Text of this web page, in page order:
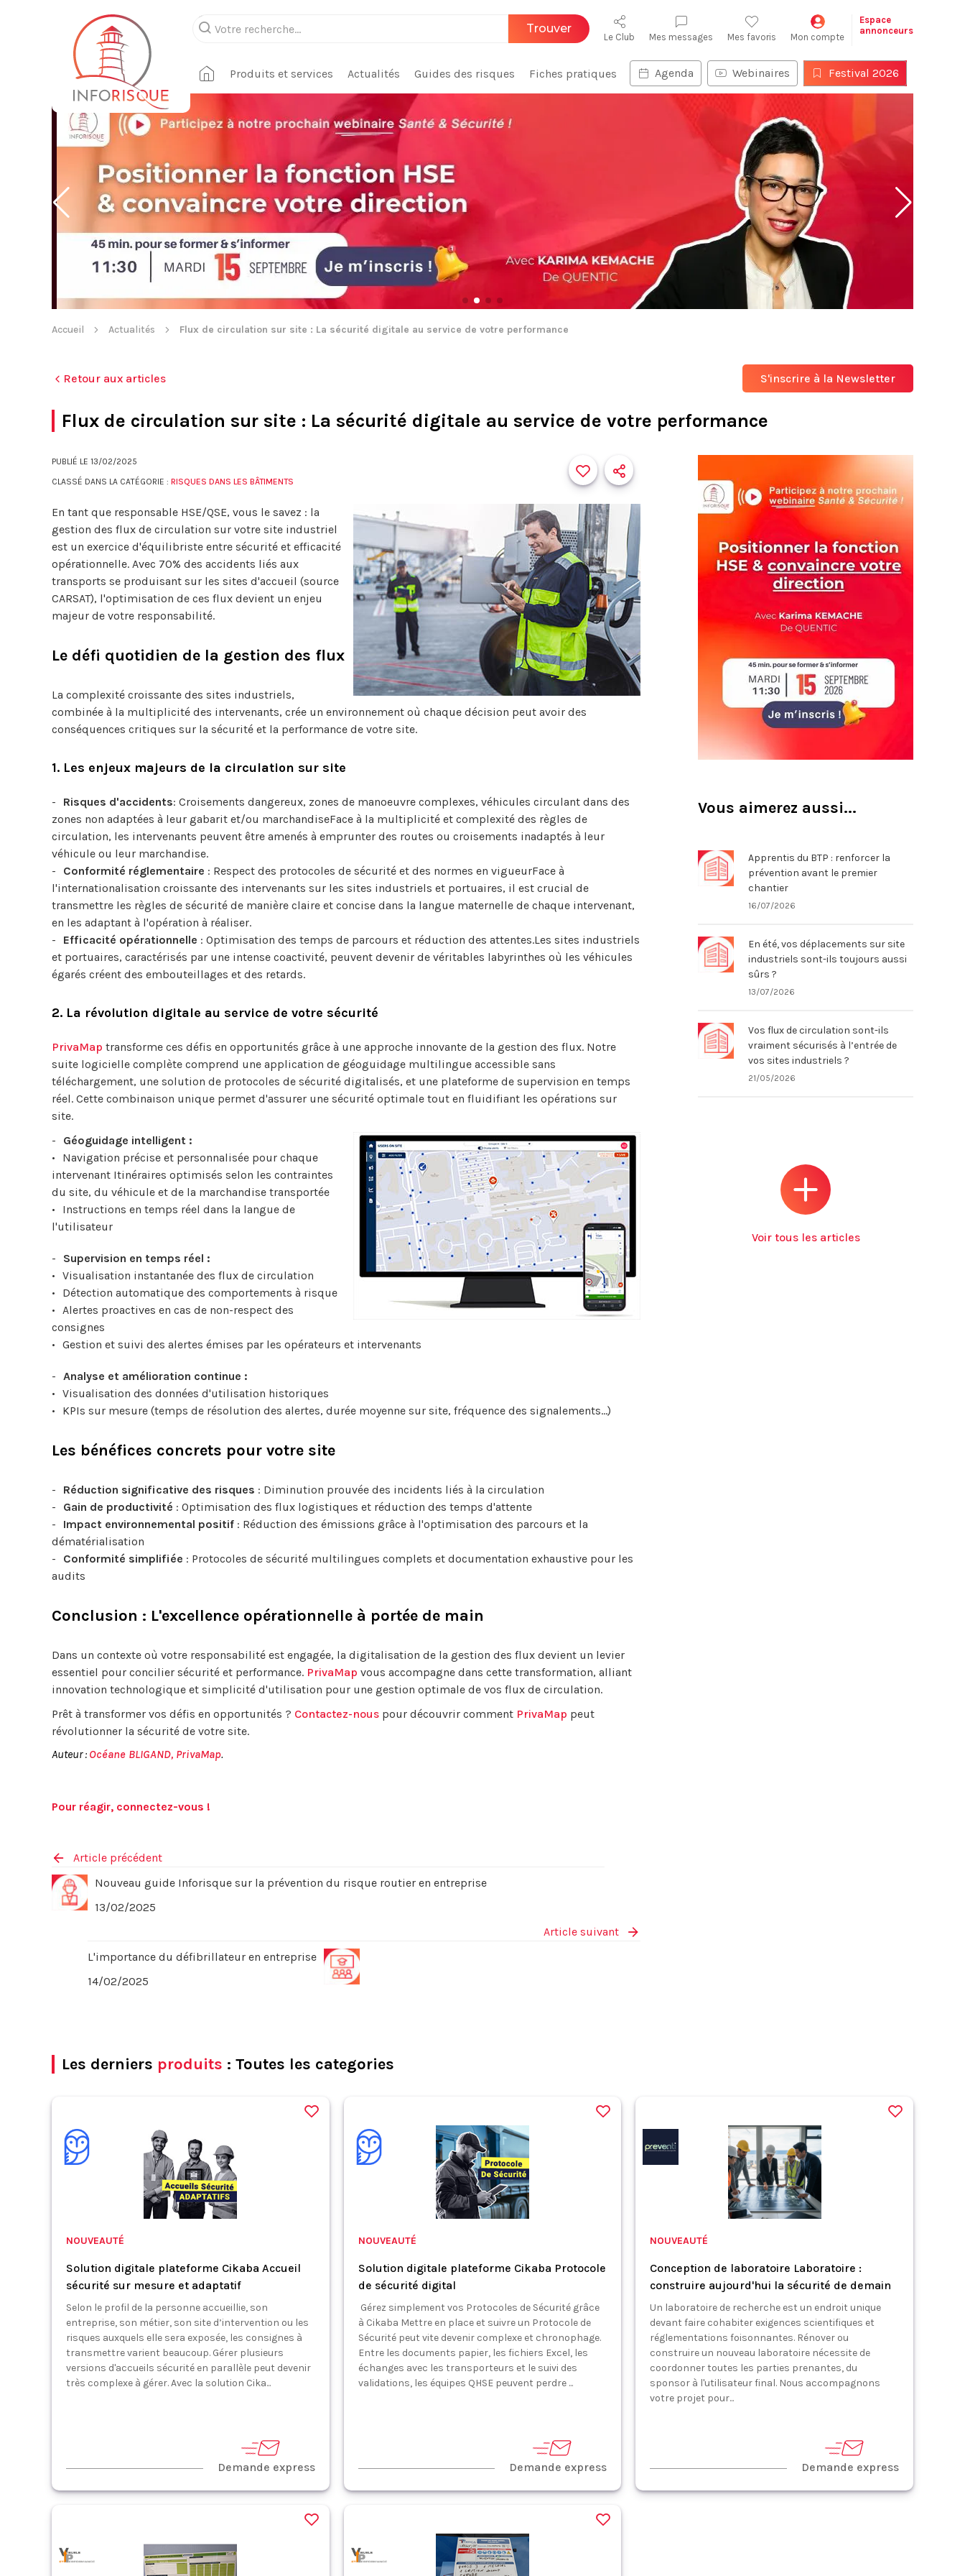
Trouver
Le Club Mes messages Mes favoris Mon compte
Espace
annonceurs
Produits et services Actualités Guides des risques Fiches pratiques Agenda Webinaires Festival 2026
Accueil Actualités Flux de circulation sur site : La sécurité digitale au service de votre performance
Retour aux articles S'inscrire à la Newsletter
Flux de circulation sur site : La sécurité digitale au service de votre performance
PUBLIÉ LE 13/02/2025
CLASSÉ DANS LA CATÉGORIE : RISQUES DANS LES BÂTIMENTS
En tant que responsable HSE/QSE, vous le savez : la
gestion des flux de circulation sur votre site industriel
est un exercice d'équilibriste entre sécurité et efficacité
opérationnelle. Avec 70% des accidents liés aux
transports se produisant sur les sites d'accueil (source
CARSAT), l'optimisation de ces flux devient un enjeu
majeur de votre responsabilité.
Le défi quotidien de la gestion des flux
La complexité croissante des sites industriels,
combinée à la multiplicité des intervenants, crée un environnement où chaque décision peut avoir des
conséquences critiques sur la sécurité et la performance de votre site.
1. Les enjeux majeurs de la circulation sur site
Risques d'accidents: Croisements dangereux, zones de manoeuvre complexes, véhicules circulant dans des
zones non adaptées à leur gabarit et/ou marchandiseFace à la multiplicité et complexité des règles de
circulation, les intervenants peuvent être amenés à emprunter des routes ou croisements inadaptés à leur
véhicule ou leur marchandise.
Conformité réglementaire : Respect des protocoles de sécurité et des normes en vigueurFace à
l'internationalisation croissante des intervenants sur les sites industriels et portuaires, il est crucial de
transmettre les règles de sécurité de manière claire et concise dans la langue maternelle de chaque intervenant,
en les adaptant à l'opération à réaliser.
Efficacité opérationnelle : Optimisation des temps de parcours et réduction des attentes.Les sites industriels
et portuaires, caractérisés par une intense coactivité, peuvent devenir de véritables labyrinthes où les véhicules
égarés créent des embouteillages et des retards.
2. La révolution digitale au service de votre sécurité
PrivaMap transforme ces défis en opportunités grâce à une approche innovante de la gestion des flux. Notre
suite logicielle complète comprend une application de géoguidage multilingue accessible sans
téléchargement, une solution de protocoles de sécurité digitalisés, et une plateforme de supervision en temps
réel. Cette combinaison unique permet d'assurer une sécurité optimale tout en fluidifiant les opérations sur
site.
Géoguidage intelligent :
Navigation précise et personnalisée pour chaque
intervenant Itinéraires optimisés selon les contraintes
du site, du véhicule et de la marchandise transportée
Instructions en temps réel dans la langue de
l'utilisateur
Supervision en temps réel :
Visualisation instantanée des flux de circulation
Détection automatique des comportements à risque
Alertes proactives en cas de non-respect des
consignes
Gestion et suivi des alertes émises par les opérateurs et intervenants
Analyse et amélioration continue :
Visualisation des données d'utilisation historiques
KPIs sur mesure (temps de résolution des alertes, durée moyenne sur site, fréquence des signalements…)
Les bénéfices concrets pour votre site
Réduction significative des risques : Diminution prouvée des incidents liés à la circulation
Gain de productivité : Optimisation des flux logistiques et réduction des temps d'attente
Impact environnemental positif : Réduction des émissions grâce à l'optimisation des parcours et la
dématérialisation
Conformité simplifiée : Protocoles de sécurité multilingues complets et documentation exhaustive pour les
audits
Conclusion : L'excellence opérationnelle à portée de main
Dans un contexte où votre responsabilité est engagée, la digitalisation de la gestion des flux devient un levier
essentiel pour concilier sécurité et performance. PrivaMap vous accompagne dans cette transformation, alliant
innovation technologique et simplicité d'utilisation pour une gestion optimale de vos flux de circulation.
Prêt à transformer vos défis en opportunités ? Contactez-nous pour découvrir comment PrivaMap peut
révolutionner la sécurité de votre site.
Auteur : Océane BLIGAND, PrivaMap.
Pour réagir, connectez-vous !
Article précédent
Nouveau guide Inforisque sur la prévention du risque routier en entreprise
13/02/2025
Article suivant
L'importance du défibrillateur en entreprise
14/02/2025
Vous aimerez aussi...
Apprentis du BTP : renforcer la
prévention avant le premier
chantier
16/07/2026
En été, vos déplacements sur site
industriels sont-ils toujours aussi
sûrs ?
13/07/2026
Vos flux de circulation sont-ils
vraiment sécurisés à l’entrée de
vos sites industriels ?
21/05/2026
Voir tous les articles
Les derniers produits : Toutes les categories
NOUVEAUTÉ
Solution digitale plateforme Cikaba Accueil
sécurité sur mesure et adaptatif
Selon le profil de la personne accueillie, son
entreprise, son métier, son site d’intervention ou les
risques auxquels elle sera exposée, les consignes à
transmettre varient beaucoup. Gérer plusieurs
versions d'accueils sécurité en parallèle peut devenir
très complexe à gérer. Avec la solution Cika...
Demande express
NOUVEAUTÉ
Solution digitale plateforme Cikaba Protocole
de sécurité digital
Gérez simplement vos Protocoles de Sécurité grâce
à Cikaba Mettre en place et suivre un Protocole de
Sécurité peut vite devenir complexe et chronophage.
Entre les documents papier, les fichiers Excel, les
échanges avec les transporteurs et le suivi des
validations, les équipes QHSE peuvent perdre ...
Demande express
NOUVEAUTÉ
Conception de laboratoire Laboratoire :
construire aujourd'hui la sécurité de demain
Un laboratoire de recherche est un endroit unique
devant faire cohabiter exigences scientifiques et
réglementations foisonnantes. Rénover ou
construire un nouveau laboratoire nécessite de
coordonner toutes les parties prenantes, du
sponsor à l'utilisateur final. Nous accompagnons
votre projet pour...
Demande express